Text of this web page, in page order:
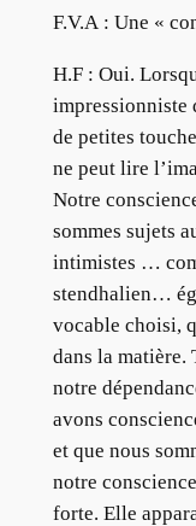
F.V.A : Une «
H.F : Oui.
impressionniste
de petites
ne peut lire
Notre
sommes sujets
intimistes …
stendhalien…
vocable choisi,
dans la matière.
notre
avons
et que nous
notre
forte. Elle